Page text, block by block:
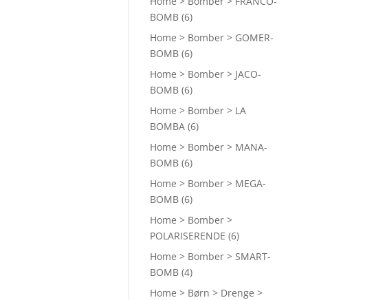
BOMB (6)
Home > Bomber > GOMER-
BOMB (6)
Home > Bomber > JACO-
BOMB (6)
Home > Bomber > LA
BOMBA (6)
Home > Bomber > MANA-
BOMB (6)
Home > Bomber > MEGA-
BOMB (6)
Home > Bomber >
POLARISERENDE (6)
Home > Bomber > SMART-
BOMB (4)
Home > Børn > Drenge >